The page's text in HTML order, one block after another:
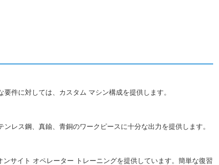
件に対しては、カスタム マシン構成を提供します。
レス鋼、真鍮、青銅のワークピースに十分な出力を提供します。
サイト オペレーター トレーニングを提供しています。簡単な復習